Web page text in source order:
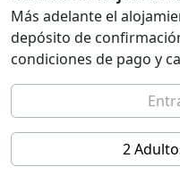
El edificio era una
castillo. La privacidad
a la carretera principal
torre solo se puede
el check-in
huéspedes en el sitio
puede hacer muchas
Más adelante el
depósito de
condiciones de pago y
2